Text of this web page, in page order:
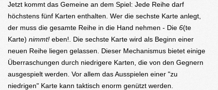
Jetzt kommt das Gemeine an dem Spiel: Jede Reihe darf
höchstens fünf Karten enthalten. Wer die sechste Karte anlegt,
der muss die gesamte Reihe in die Hand nehmen - Die 6(te
Karte) nimmt! eben!. Die sechste Karte wird als Beginn einer
neuen Reihe liegen gelassen. Dieser Mechanismus bietet einige
Überraschungen durch niedrigere Karten, die von den Gegnern
ausgespielt werden. Vor allem das Ausspielen einer "zu
niedrigen" Karte kann taktisch enorm genützt werden.